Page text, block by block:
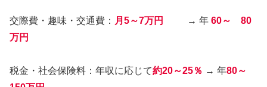
交際費・趣味・交通費： 月5～7万円 → 年 60～ 80
万円
税金・社会保険料：年収に応じて約20～25％ → 年80～